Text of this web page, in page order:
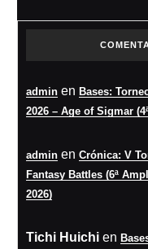
admin en Bases:
2026 – Age of Sigmar
admin en Crónica: V
Fantasy Battles (6ª
2026)
Tichi Huichi en